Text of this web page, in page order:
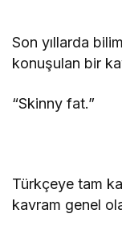
Son yıllarda
konuşulan bir
“Skinny fat.”
Türkçeye tam
kavram genel